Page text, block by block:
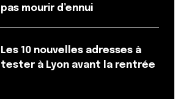
pas mourir d’ennui
Les 10 nouvelles adresses à
tester à Lyon avant la rentrée